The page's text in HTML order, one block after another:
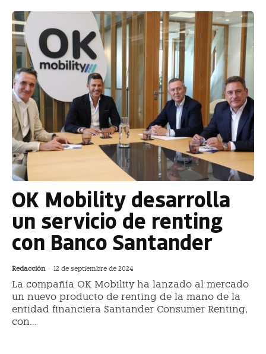
OK Mobility desarrolla
un servicio de renting
con Banco Santander
Redacción - 12 de septiembre de 2024
La compañía OK Mobility ha lanzado al mercado
un nuevo producto de renting de la mano de la
entidad financiera Santander Consumer Renting,
con...